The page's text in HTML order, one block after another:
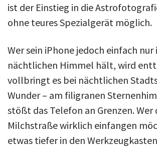
ist der Einstieg in die
ohne teures Spezialgerät möglich.
Wer sein iPhone jedoch einfach nur
nächtlichen Himmel hält, wird
vollbringt es bei nächtlichen
Wunder – am filigranen
stößt das Telefon an Grenzen. Wer
Milchstraße wirklich einfangen
etwas tiefer in den